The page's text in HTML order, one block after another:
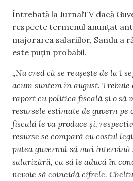
Întrebată la JurnalTV dacă
respecte termenul anunțat
majorarea salariilor, Sandu a
este puțin probabil.
„Nu cred că se reușește de la 1
acum suntem în august.
raport cu politica fiscală și o să
resursele estimate de guvern
fiscală le va produce și,
resurse se compară cu costul
putea guvernul să mai
salarizării, ca să le aducă în
nevoie să coincidă cifrele.